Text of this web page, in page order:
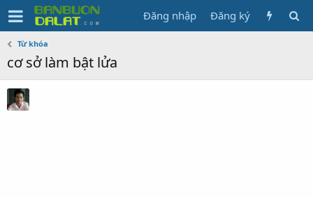
Đăng nhập Đăng ký
Từ khóa
cơ sở làm bật lửa